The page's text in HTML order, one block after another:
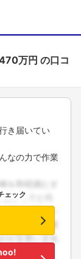
万円 の口コ
き届いてい
なの力で作業
ェック